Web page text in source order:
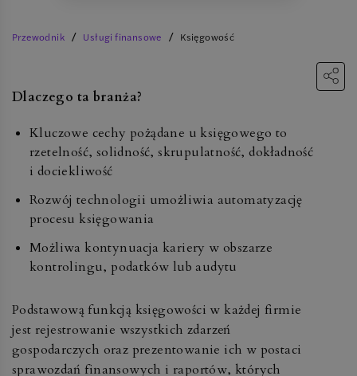
Przewodnik / Usługi finansowe / Księgowość
Dlaczego ta branża?
Kluczowe cechy pożądane u księgowego to
rzetelność, solidność, skrupulatność, dokładność
i dociekliwość
Rozwój technologii umożliwia automatyzację
procesu księgowania
Możliwa kontynuacja kariery w obszarze
kontrolingu, podatków lub audytu
Podstawową funkcją księgowości w każdej firmie
jest rejestrowanie wszystkich zdarzeń
gospodarczych oraz prezentowanie ich w postaci
sprawozdań finansowych i raportów, których